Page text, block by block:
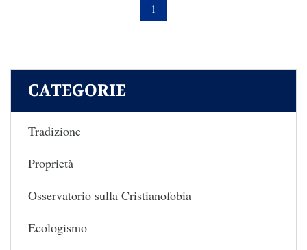
1
CATEGORIE
Tradizione
Proprietà
Osservatorio sulla Cristianofobia
Ecologismo